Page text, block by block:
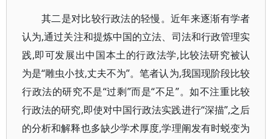
其二是对比较行政法的轻慢。近年来逐渐有学者
认为,通过关注和提炼中国的立法、司法和行政管理实
践,即可发展出中国本土的行政法学,比较法研究被认
为是“雕虫小技,丈夫不为”。笔者认为,我国现阶段比较
行政法的研究不是“过剩”而是“不足”。如不注重比较
行政法的研究,即使对中国行政法实践进行“深描”,之后
的分析和解释也多缺少学术厚度,学理阐发有时蜕变为